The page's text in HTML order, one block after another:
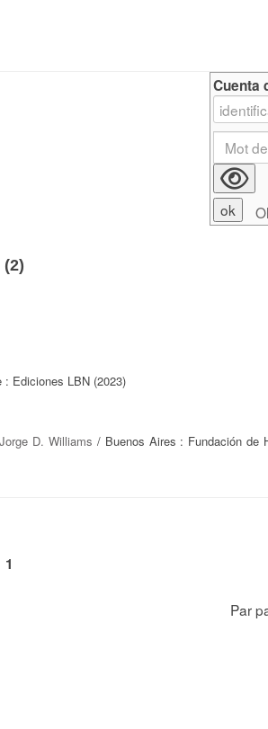
(2)
: Ediciones LBN (2023)
Jorge D. Williams / Buenos Aires : Fundación de
1
Par
Cuenta